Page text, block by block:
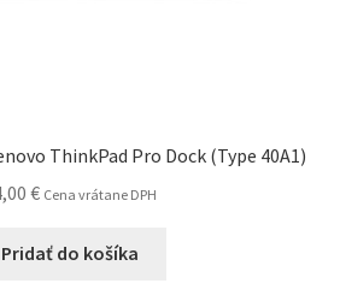
ThinkPad Pro Dock (Type 40A1)
€ Cena vrátane DPH
Pridať do košíka